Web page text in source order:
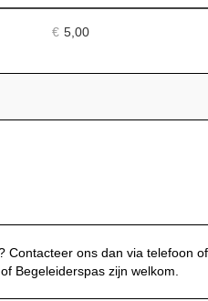
€ 5,00
ons dan via telefoon
Begeleiderspas zijn welkom.